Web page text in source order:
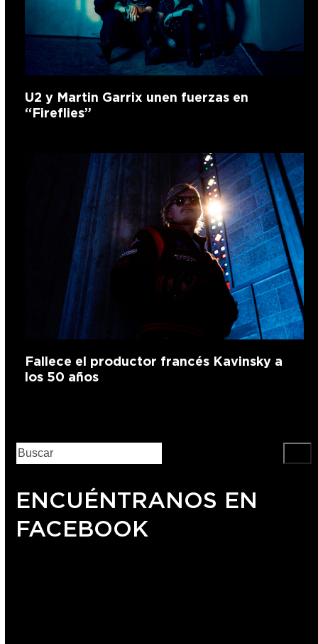
U2 y Martin Garrix unen fuerzas en
“Fireflies”
Fallece el productor francés Kavinsky a
los 50 años
ENCUÉNTRANOS EN
FACEBOOK